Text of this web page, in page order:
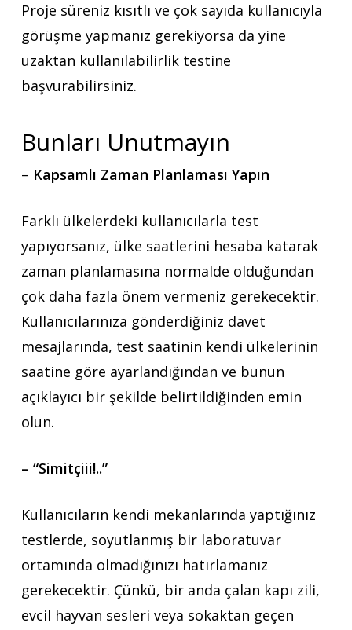
Proje süreniz kısıtlı ve çok sayıda kullanıcıyla
görüşme yapmanız gerekiyorsa da yine
uzaktan kullanılabilirlik testine
başvurabilirsiniz.
Bunları Unutmayın
– Kapsamlı Zaman Planlaması Yapın
Farklı ülkelerdeki kullanıcılarla test
yapıyorsanız, ülke saatlerini hesaba katarak
zaman planlamasına normalde olduğundan
çok daha fazla önem vermeniz gerekecektir.
Kullanıcılarınıza gönderdiğiniz davet
mesajlarında, test saatinin kendi ülkelerinin
saatine göre ayarlandığından ve bunun
açıklayıcı bir şekilde belirtildiğinden emin
olun.
– “Simitçiii!..”
Kullanıcıların kendi mekanlarında yaptığınız
testlerde, soyutlanmış bir laboratuvar
ortamında olmadığınızı hatırlamanız
gerekecektir. Çünkü, bir anda çalan kapı zili,
evcil hayvan sesleri veya sokaktan geçen